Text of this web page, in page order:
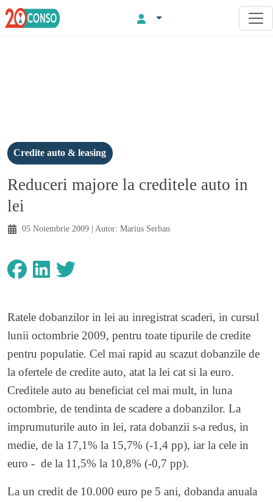
Credite auto & leasing
Reduceri majore la creditele auto in
lei
05 Noiembrie 2009 | Autor: Marius Serban
Ratele dobanzilor in lei au inregistrat scaderi, in cursul
lunii octombrie 2009, pentru toate tipurile de credite
pentru populatie. Cel mai rapid au scazut dobanzile de
la ofertele de credite auto, atat la lei cat si la euro.
Creditele auto au beneficiat cel mai mult, in luna
octombrie, de tendinta de scadere a dobanzilor. La
imprumuturile auto in lei, rata dobanzii s-a redus, in
medie, de la 17,1% la 15,7% (-1,4 pp), iar la cele in
euro - de la 11,5% la 10,8% (-0,7 pp).
La un credit de 10.000 euro pe 5 ani, dobanda anuala